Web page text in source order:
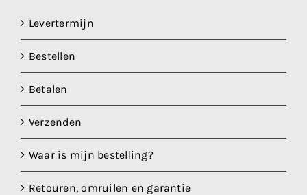
Levertermijn
Bestellen
Betalen
Verzenden
Waar is mijn bestelling?
Retouren, omruilen en garantie